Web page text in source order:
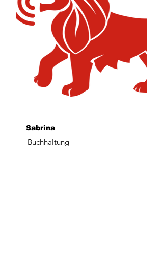
Sabrina
Buchhaltung